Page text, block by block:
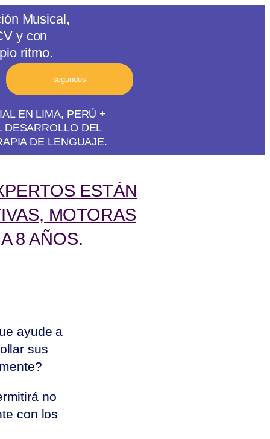
Musical,
y con
ritmo.
segundos
EN LIMA, PERÚ +
DESARROLLO DEL
DE LENGUAJE.
ESTÁN
MOTORAS
8 AÑOS.
ayude a
sus
no
con los